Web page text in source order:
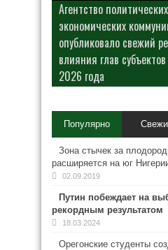
Агентство
экономических
опубликовало свежий
влияния глав
2026 года
Популярно
Зона стычек за
расширяется на юг
02.09.2019
Путин побеждает на
рекордным результатом
18.03.2024
Орегонские студенты